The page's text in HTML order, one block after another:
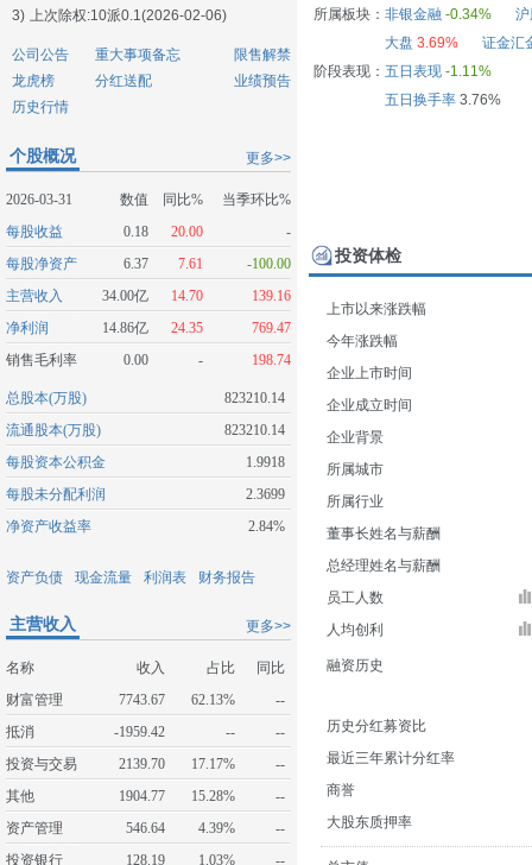
3) 上次除权:10派0.1(2026-02-06)
公司公告 重大事项备忘
限售解禁
龙虎榜
分红送配
业绩预告
历史行情
更多>>
个股概况
2026-03-31 数值 同比%
当季环比%
每股收益
0.18 20.00
-
每股净资产
6.37 7.61
-100.00
主营收入
34.00亿 14.70
139.16
净利润
14.86亿 24.35
769.47
销售毛利率
0.00 - 198.74
总股本(万股)
823210.14
流通股本(万股)
823210.14
每股资本公积金
1.9918
每股未分配利润
2.3699
净资产收益率
2.84%
资产负债 现金流量 利润表 财务报告
更多>>
主营收入
名称 收入 占比
同比
财富管理
7743.67 62.13%
--
抵消
-1959.42 --
--
投资与交易
2139.70 17.17%
--
其他
1904.77 15.28%
--
资产管理
546.64 4.39%
--
投资银行
128.19 1.03% --
所属板块： 非银金融 -0.34%
沪
大盘 3.69%
证金汇
阶段表现： 五日表现 -1.11%
五日换手率3.76%
投资体检
上市以来涨跌幅
今年涨跌幅
企业上市时间
企业成立时间
企业背景
所属城市
所属行业
董事长姓名与薪酬
总经理姓名与薪酬
员工人数
人均创利
融资历史
历史分红募资比
最近三年累计分红率
商誉
大股东质押率